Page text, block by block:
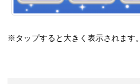
※タップすると大きく表示されます。